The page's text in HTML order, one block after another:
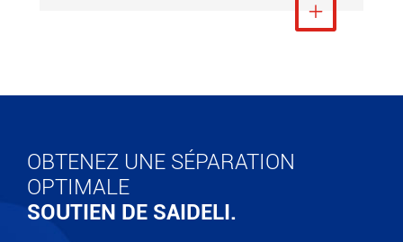
Voir plus

OBTENEZ UNE SÉPARATION
OPTIMALE
SOUTIEN DE SAIDELI.